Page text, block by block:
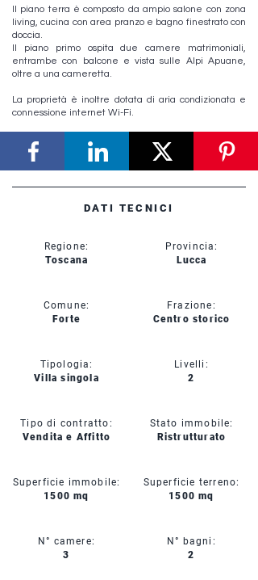
Il piano terra è composto da ampio salone con zona
living, cucina con area pranzo e bagno finestrato con
doccia.
Il piano primo ospita due camere matrimoniali,
entrambe con balcone e vista sulle Alpi Apuane,
oltre a una cameretta.
La proprietà è inoltre dotata di aria condizionata e
connessione internet Wi-Fi.
DATI TECNICI
Regione:
Toscana
Comune:
Forte
Tipologia:
Villa singola
Tipo di contratto:
Vendita e Affitto
Superficie immobile:
1500 mq
N° camere:
3
Provincia:
Lucca
Frazione:
Centro storico
Livelli:
2
Stato immobile:
Ristrutturato
Superficie terreno:
1500 mq
N° bagni:
2